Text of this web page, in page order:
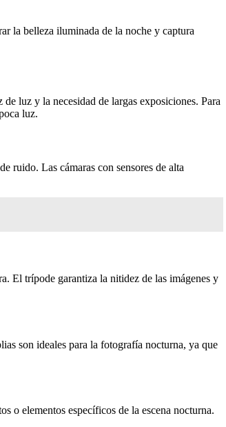
la belleza iluminada de la noche y captura
luz y la necesidad de largas exposiciones. Para
luz.
ruido. Las cámaras con sensores de alta
El trípode garantiza la nitidez de las imágenes y
son ideales para la fotografía nocturna, ya que
o elementos específicos de la escena nocturna.